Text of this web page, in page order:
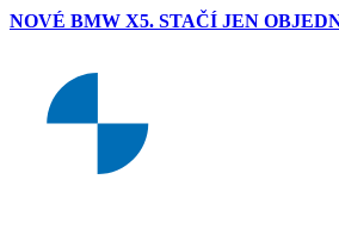
NOVÉ BMW X5. STAČÍ JEN